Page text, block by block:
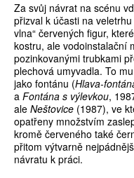
Za svůj návrat na scénu
přizval k účasti na
vlna“ červených figur,
kostru, ale vodoinstalační
pozinkovanými trubkami
plechová umyvadla. To
jako fontánu (Hlava-
a Fontána s výlevkou,
ale Neštovice (1987), ve
opatřeny množstvím
kromě červeného také
přitom výtvarně
návratu k práci.